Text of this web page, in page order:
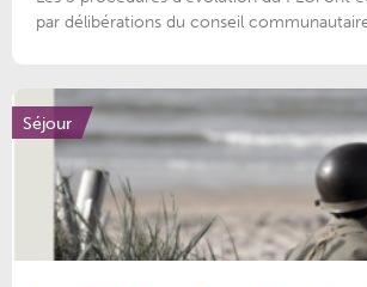
par délibérations du conseil
Séjour